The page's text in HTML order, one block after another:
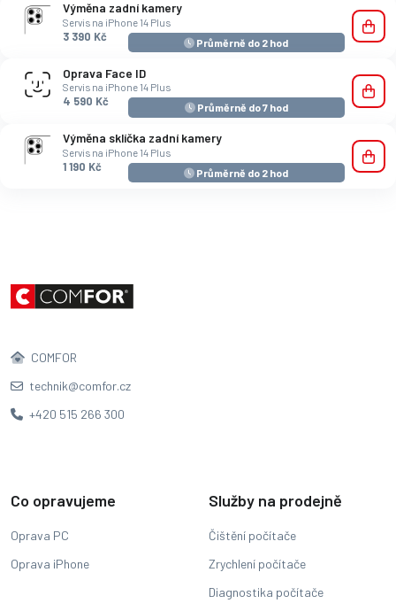
Výměna zadní kamery
Servis na iPhone 14 Plus
3 390 Kč
Průměrně do 2 hod
Oprava Face ID
Servis na iPhone 14 Plus
4 590 Kč
Průměrně do 7 hod
Výměna sklíčka zadní kamery
Servis na iPhone 14 Plus
1 190 Kč
Průměrně do 2 hod
COMFOR
technik@comfor.cz
+420 515 266 300
Co opravujeme
Oprava PC
Oprava iPhone
Služby na prodejně
Čištění počítače
Zrychlení počítače
Diagnostika počítače